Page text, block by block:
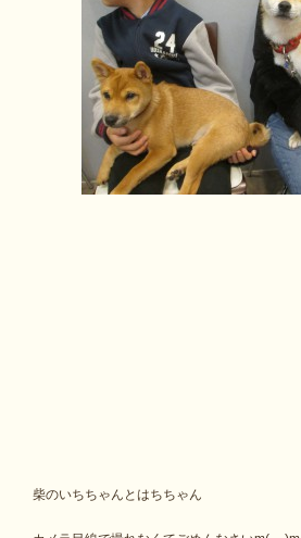
柴のいちちゃんとはちちゃん